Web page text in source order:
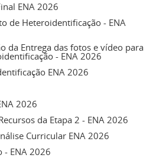
ENA 2026
de Heteroidentificação - ENA
da Entrega das fotos e vídeo para
- ENA 2026
ENA 2026
2026
da Etapa 2 - ENA 2026
Curricular ENA 2026
- ENA 2026